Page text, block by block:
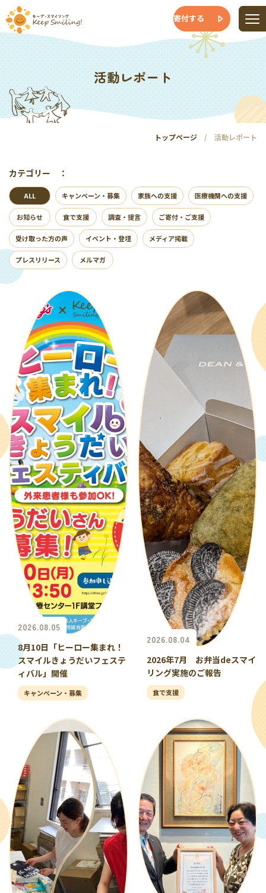
寄付する
活動レポート
トップページ 活動レポート
カテゴリー ：
ALL キャンペーン・募集 家族への支援 医療機関への支援
お知らせ 食で支援 調査・提言 ご寄付・ご支援
受け取った方の声 イベント・登壇 メディア掲載
プレスリリース メルマガ
2026.08.05
8月10日「ヒーロー集まれ！
スマイルきょうだいフェステ
ィバル」開催
キャンペーン・募集
2026.08.04
2026年7月 お弁当deスマイ
リング実施のご報告
食で支援